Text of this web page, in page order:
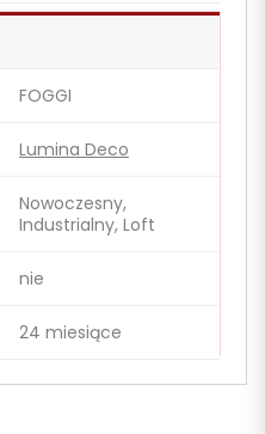
FOGGI
Lumina Deco
Nowoczesny,
Industrialny, Loft
nie
24 miesiące